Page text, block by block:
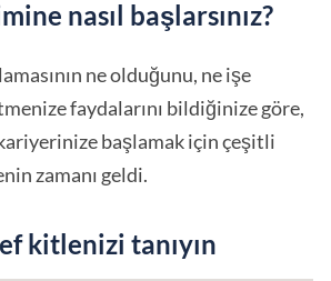
nasıl başlarsınız?
ne olduğunu, ne işe
faydalarını bildiğinize göre,
başlamak için çeşitli
zamanı geldi.
kitlenizi tanıyın